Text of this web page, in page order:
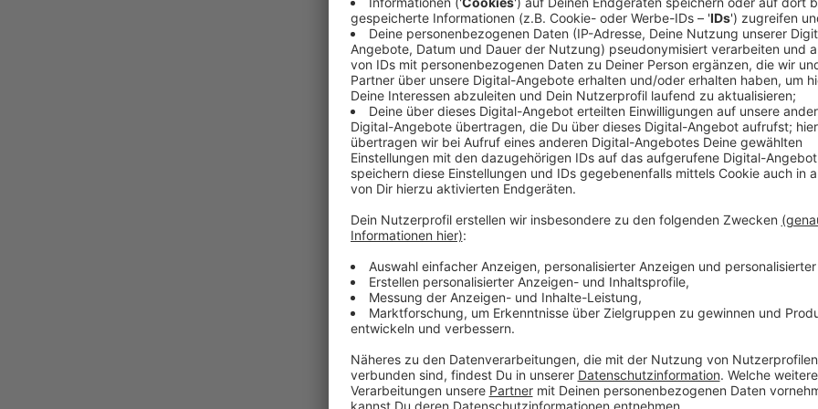
Mit dem neuen Song will die Band nach vorne
Neubeginns nach dem Grau der letzten Wochen,
umarmen und gar nicht mehr loslassen zu wollen.
Entstanden ist der Song im Frühling 2022. "Wir als
gewesen, die positiv nach vorne geschaut hat",
Pandemie haben wir die Wäbshow auf die Beine
und so den Kontakt zu den Fans gehalten. Jetzt,
all diesen technischen Möglichkeiten, die es heute
ist, in echt bei- und miteinander zu sein. Sich bei
sehen, all die Emotionen der letzten zwei Jahre
Anzeige
Wir benötigen Ihre
den YouTube